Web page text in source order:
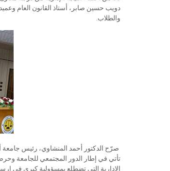
دويب حسين صابر، أستاذ القانون العام
والطلاب.
صرّح الدكتور أحمد المنشاوي، رئيس جامعة
تأتي في إطار الدور المجتمعي للجامعة
الإدارية التي تضطلع بمسؤولية كبرى في